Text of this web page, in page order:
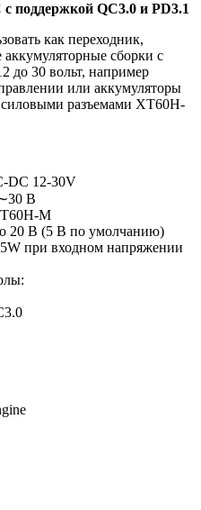
поддержкой QC3.0 и PD3.1
как переходник,
сборки с
до 30 вольт, например
или аккумуляторы
силовыми разъемами XT60H-
DC 12-30V
В
M
20 В (5 В по умолчанию)
при входном напряжении